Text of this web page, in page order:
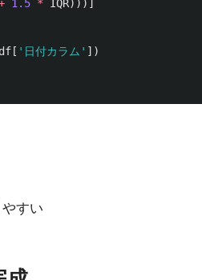
1.5 * IQR)))]
df [ ' 日付カラム ' ])
すい